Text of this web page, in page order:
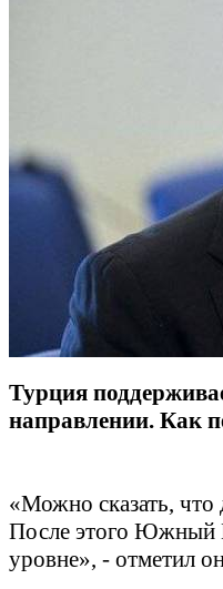
Турция
направлении. Как
«Можно сказать,
После этого Южный
уровне», - отметил